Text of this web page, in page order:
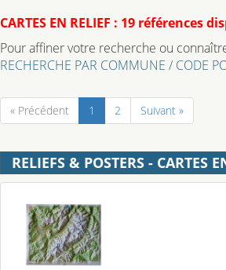
CARTES EN RELIEF : 19 références
Pour affiner votre recherche ou
RECHERCHE PAR COMMUNE / CODE
« Précédent 1 2 Suivant »
RELIEFS & POSTERS - CARTES